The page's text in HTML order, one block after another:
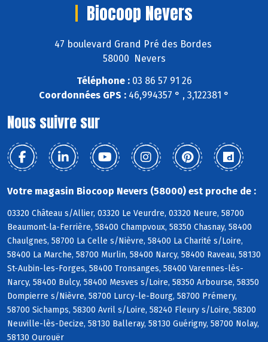
Biocoop Nevers
47 boulevard Grand Pré des Bordes
58000 Nevers
Téléphone :03 86 57 91 26
Coordonnées GPS : 46,994357 ° , 3,122381 °
Nous suivre sur
Votre magasin Biocoop Nevers (58000) est proche de :
03320 Château s/Allier, 03320 Le Veurdre, 03320 Neure, 58700
Beaumont-la-Ferrière, 58400 Champvoux, 58350 Chasnay, 58400
Chaulgnes, 58700 La Celle s/Nièvre, 58400 La Charité s/Loire,
58400 La Marche, 58700 Murlin, 58400 Narcy, 58400 Raveau, 58130
St-Aubin-les-Forges, 58400 Tronsanges, 58400 Varennes-lès-
Narcy, 58400 Bulcy, 58400 Mesves s/Loire, 58350 Arbourse, 58350
Dompierre s/Nièvre, 58700 Lurcy-le-Bourg, 58700 Prémery,
58700 Sichamps, 58300 Avril s/Loire, 58240 Fleury s/Loire, 58300
Neuville-lès-Decize, 58130 Balleray, 58130 Guérigny, 58700 Nolay,
58130 Ourouër